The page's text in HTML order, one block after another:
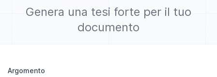
Genera una tesi forte per il tuo
documento
Argomento